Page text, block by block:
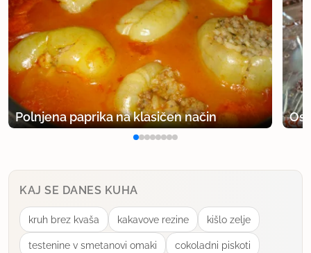
Polnjena paprika na klasičen način
KAJ SE DANES KUHA
kruh brez kvaša kakavove rezine kišlo zelje
testenine v smetanovi omaki cokoladni piskoti